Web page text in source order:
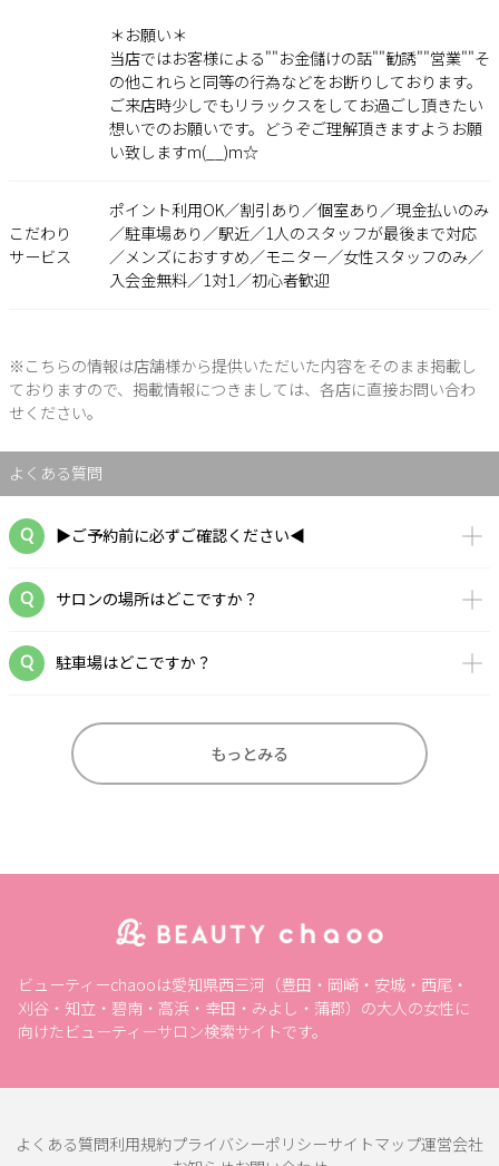
＊お願い＊
当店ではお客様による""お金儲けの話""勧誘""営業""そ
の他これらと同等の行為などをお断りしております。
ご来店時少しでもリラックスをしてお過ごし頂きたい
想いでのお願いです。どうぞご理解頂きますようお願
い致しますm(__)m☆
こだわり
サービス
ポイント利用OK／割引あり／個室あり／現金払いのみ
／駐車場あり／駅近／1人のスタッフが最後まで対応
／メンズにおすすめ／モニター／女性スタッフのみ／
入会金無料／1対1／初心者歓迎
※こちらの情報は店舗様から提供いただいた内容をそのまま掲載し
ておりますので、掲載情報につきましては、各店に直接お問い合わ
せください。
よくある質問
▶ご予約前に必ずご確認ください◀
サロンの場所はどこですか？
駐車場はどこですか？
もっとみる
ビューティーchaooは愛知県西三河（豊田・岡崎・安城・西尾・
刈谷・知立・碧南・高浜・幸田・みよし・蒲郡）の大人の女性に
向けたビューティーサロン検索サイトです。
よくある質問利用規約プライバシーポリシーサイトマップ運営会社